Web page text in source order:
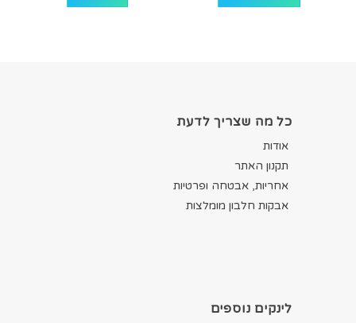
כל מה שצריך לדעת
אודות
תקנון האתר
אחריות, אבטחה ופרטיות
אבקות חלבון מומלצות
לינקים נוספים